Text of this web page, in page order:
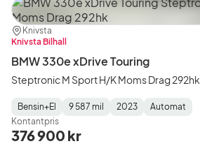
Plats:
Knivsta
Återförsäljare:
Knivsta Bilhall
BMW 330e xDrive Touring
Steptronic M Sport H/K Moms Drag 292hk
Fuel
Type:
Bensin+El
Mätarställning:
9 587 mil
Model
Year:
2023
Gearbox
Type:
Automat
Kontantpris
376 900 kr